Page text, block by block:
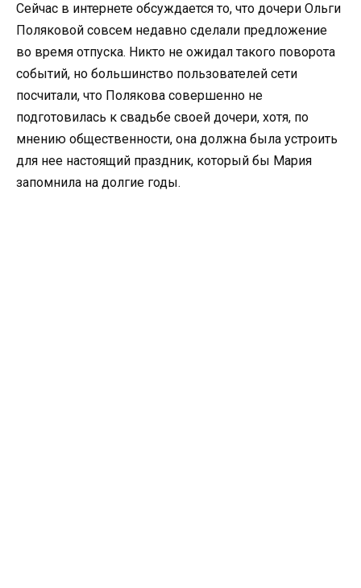
Сейчас в интернете обсуждается то, что дочери Ольги
Поляковой совсем недавно сделали предложение
во время отпуска. Никто не ожидал такого поворота
событий, но большинство пользователей сети
посчитали, что Полякова совершенно не
подготовилась к свадьбе своей дочери, хотя, по
мнению общественности, она должна была устроить
для нее настоящий праздник, который бы Мария
запомнила на долгие годы.